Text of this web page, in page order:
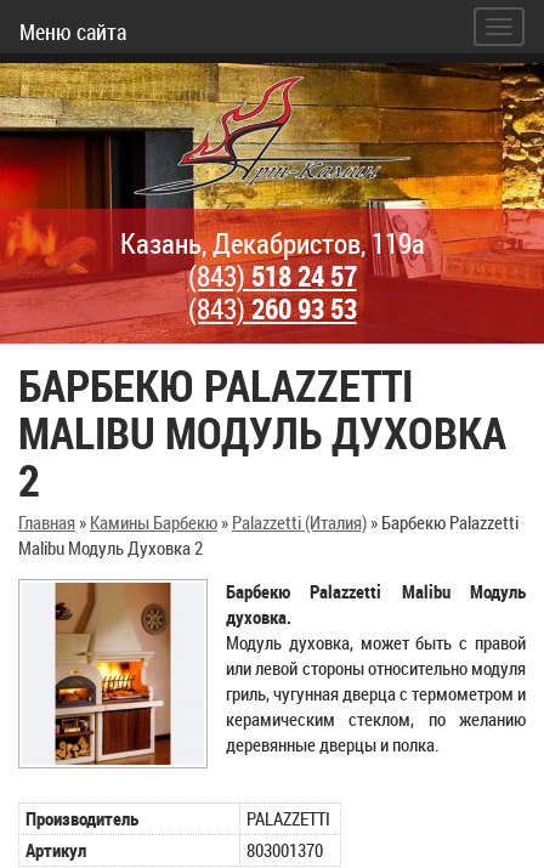
Меню сайта
Казань, Декабристов, 119а
(843)518 24 57
(843)260 93 53
БАРБЕКЮ PALAZZETTI
MALIBU МОДУЛЬ ДУХОВКА
2
Главная» Камины Барбекю» Palazzetti (Италия)» Барбекю Palazzetti
Malibu Модуль Духовка 2
Барбекю Palazzetti Malibu Модуль
духовка.
Модуль духовка, может быть с правой
или левой стороны относительно модуля
гриль, чугунная дверца с термометром и
керамическим стеклом, по желанию
деревянные дверцы и полка.
Производитель
PALAZZETTI
Артикул
803001370